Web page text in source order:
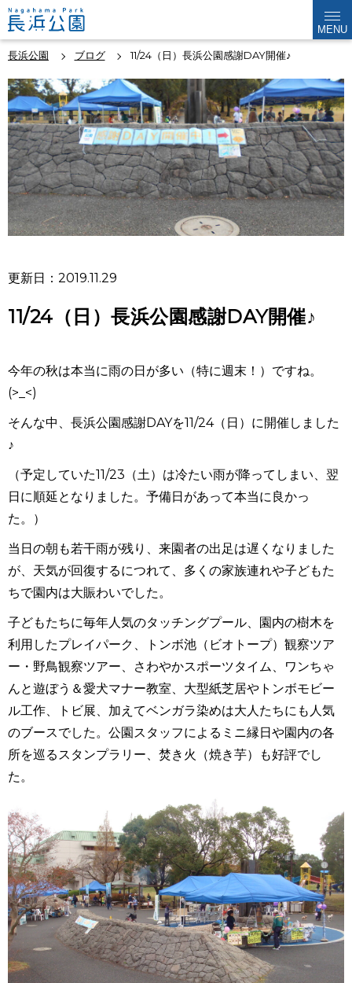
MENU
長浜公園 ブログ 11/24（日）長浜公園感謝DAY開催♪
更新日：2019.11.29
11/24（日）長浜公園感謝DAY開催♪
今年の秋は本当に雨の日が多い（特に週末！）ですね。
(>_<)
そんな中、長浜公園感謝DAYを11/24（日）に開催しました
♪
（予定していた11/23（土）は冷たい雨が降ってしまい、翌
日に順延となりました。予備日があって本当に良かっ
た。）
当日の朝も若干雨が残り、来園者の出足は遅くなりました
が、天気が回復するにつれて、多くの家族連れや子どもた
ちで園内は大賑わいでした。
子どもたちに毎年人気のタッチングプール、園内の樹木を
利用したプレイパーク、トンボ池（ビオトープ）観察ツア
ー・野鳥観察ツアー、さわやかスポーツタイム、ワンちゃ
んと遊ぼう＆愛犬マナー教室、大型紙芝居やトンボモビー
ル工作、トビ展、加えてベンガラ染めは大人たちにも人気
のブースでした。公園スタッフによるミニ縁日や園内の各
所を巡るスタンプラリー、焚き火（焼き芋）も好評でし
た。